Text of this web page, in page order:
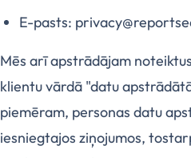
E-pasts:
Mēs arī apstrādājam
klientu vārdā "datu
piemēram, personas datu
iesniegtajos ziņojumos,